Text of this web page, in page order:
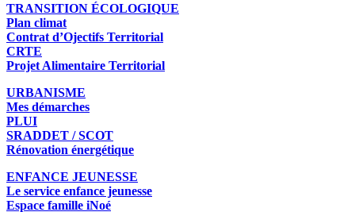
TRANSITION ÉCOLOGIQUE
Plan climat
Contrat d’Ojectifs Territorial
CRTE
Projet Alimentaire Territorial
URBANISME
Mes démarches
PLUI
SRADDET / SCOT
Rénovation énergétique
ENFANCE JEUNESSE
Le service enfance jeunesse
Espace famille iNoé